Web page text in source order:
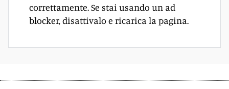
correttamente. Se stai usando un ad
blocker, disattivalo e ricarica la pagina.